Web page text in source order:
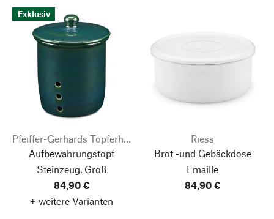
Exklusiv
Pfeiffer-Gerhards Töpferhof
Aufbewahrungstopf
Steinzeug, Groß
84,90 €
+ weitere Varianten
Riess
Brot -und Gebäckdose
Emaille
84,90 €